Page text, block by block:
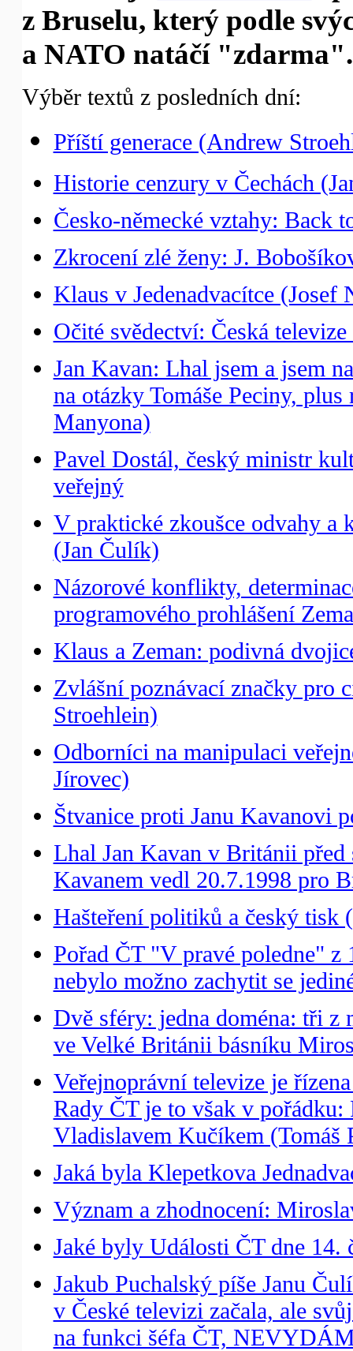
z Bruselu, který podle
a NATO natáčí "zdarma".
Výběr textů z posledních dní:
Příští generace (Andrew
Historie cenzury v Čechách
Česko-německé vztahy: Back
Zkrocení zlé ženy: J.
Klaus v Jedenadvacítce (Josef
Očité svědectví: Česká
Jan Kavan: Lhal jsem a jsem
na otázky Tomáše Peciny,
Manyona)
Pavel Dostál, český ministr
veřejný
V praktické zkoušce odvahy a
(Jan Čulík)
Názorové konflikty,
programového prohlášení
Klaus a Zeman: podivná
Zvlášní poznávací značky pro
Stroehlein)
Odborníci na manipulaci
Jírovec)
Štvanice proti Janu Kavanovi
Lhal Jan Kavan v Británii před
Kavanem vedl 20.7.1998 pro
Hašteření politiků a český tisk
Pořad ČT "V pravé poledne" z
nebylo možno zachytit se
Dvě sféry: jedna doména: tři z
ve Velké Británii básníku
Veřejnoprávní televize je
Rady ČT je to však v pořádku:
Vladislavem Kučíkem (Tomáš
Jaká byla Klepetkova
Význam a zhodnocení:
Jaké byly Události ČT dne 14.
Jakub Puchalský píše Janu
v České televizi začala, ale
na funkci šéfa ČT,